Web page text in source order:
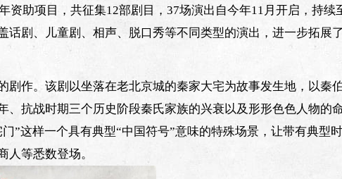
资助项目，共征集12部剧目，37场演出自今年11月开启，持续
话剧、儿童剧、相声、脱口秀等不同类型的演出，进一步拓展
剧作。该剧以坐落在老北京城的秦家大宅为故事发生地，以秦
、抗战时期三个历史阶段秦氏家族的兴衰以及形形色色人物的
”这样一个具有典型“中国符号”意味的特殊场景，让带有典型
人等悉数登场。